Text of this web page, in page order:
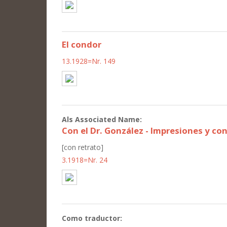
El condor
13.1928=Nr. 149
Als Associated Name:
Con el Dr. González - Impresiones y
[con retrato]
3.1918=Nr. 24
Como traductor: